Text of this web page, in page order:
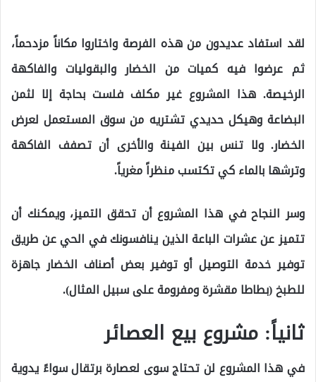
لقد استفاد عديدون من هذه الفرصة واختاروا مكاناً مزدحماً،
ثم عرضوا فيه كميات من الخضار والبقوليات والفاكهة
الرخيصة. هذا المشروع غير مكلف فلست بحاجة إلا لثمن
البضاعة وهيكل حديدي تشتريه من سوق المستعمل لعرض
الخضار. ولا تنس بين الفينة والأخرى أن تصفف الفاكهة
وترشها بالماء كي تكتسب منظراً مغرياً.
وسر النجاح في هذا المشروع أن تحقق التميز، ويمكنك أن
تتميز عن عشرات الباعة الذين ينافسونك في الحي عن طريق
توفير خدمة التوصيل أو توفير بعض أصناف الخضار جاهزة
للطبخ (بطاطا مقشرة ومفرومة على سبيل المثال).
ثانياً: مشروع بيع العصائر
في هذا المشروع لن تحتاج سوى لعصارة برتقال سواءً يدوية